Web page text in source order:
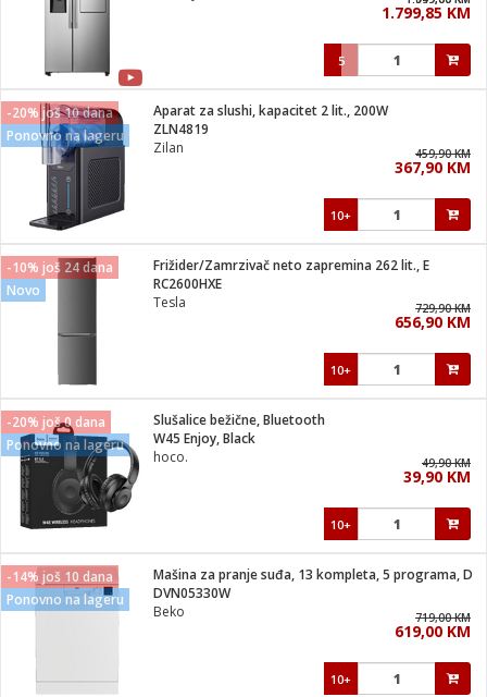
1.799,85 KM
5
-20% još 10 dana
Ponovno na lageru
Aparat za slushi, kapacitet 2 lit., 200W
ZLN4819
Zilan
459,90 KM
367,90 KM
10+
-10% još 24 dana
Novo
Frižider/Zamrzivač neto zapremina 262 lit., E
RC2600HXE
Tesla
729,90 KM
656,90 KM
10+
-20% još 0 dana
Ponovno na lageru
Slušalice bežične, Bluetooth
W45 Enjoy, Black
hoco.
49,90 KM
39,90 KM
10+
-14% još 10 dana
Ponovno na lageru
Mašina za pranje suđa, 13 kompleta, 5 programa, D
DVN05330W
Beko
719,00 KM
619,00 KM
10+